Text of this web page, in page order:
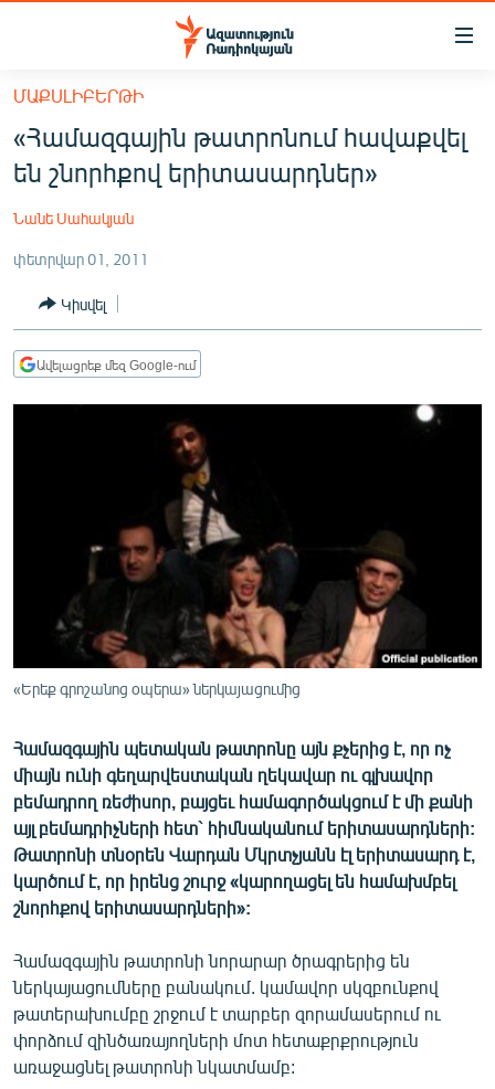
Մատչելիության
հիմնական
բովանդակությանը
Անցնել
հիմնական
մենյուին
ՀԱՅԱՍՏԱՆ
ՔԱՂԱՔԱԿԱՆ
ԸՆՏՐՈՒԹՅՈՒՆՆԵՐ 2026
ԻՐԱՎՈՒՆՔ
ՀԱՍԱՐԱԿՈՒԹՅՈՒՆ
ՏՆՏԵՍՈՒԹՅՈՒՆ
ՊԱՏԵՐԱԶՄԻ 6 ՇԱԲԱԹՆԵՐԸ
ՄՇԱԿՈՒՅԹ
ՍՊՈՐՏ
ՄԵԿՆԱԲԱՆՈՒԹՅՈՒՆ
ՏՏ ԵՒ ԻՆՏԵՐՆԵՏ
ԱՐԽԻՎ
ՏԵՍԱՆՅՈՒԹԵՐ
ԲԱՆԱՎԵՃ
ՁԳՏԵԼՈՎ ԼԱՎԱԳՈՒՅՆԻՆ
ՓՈԴՔԱՍԹ
Հայերեն
English
Русский
ՄԱՔՍԼԻԲԵՐԹԻ
«Համազգային թատրոնում հավաքվել
են շնորհքով երիտասարդներ»
Նանե Սահակյան
փետրվար 01, 2011
Կիսվել
Ավելացրեք մեզ Google-ում
«Երեք գրոշանոց օպերա» ներկայացումից
Համազգային պետական թատրոնը այն քչերից է, որ ոչ
միայն ունի գեղարվեստական ղեկավար ու գլխավոր
բեմադրող ռեժիսոր, բայցեւ համագործակցում է մի քանի
այլ բեմադրիչների հետ` հիմնականում երիտասարդների:
Թատրոնի տնօրեն Վարդան Մկրտչյանն էլ երիտասարդ է,
կարծում է, որ իրենց շուրջ «կարողացել են համախմբել
շնորհքով երիտասարդների»:
Համազգային թատրոնի նորարար ծրագրերից են
ներկայացումները բանակում. կամավոր սկզբունքով
թատերախումբը շրջում է տարբեր զորամասերում ու
փորձում զինծառայողների մոտ հետաքրքրություն
առաջացնել թատրոնի նկատմամբ: